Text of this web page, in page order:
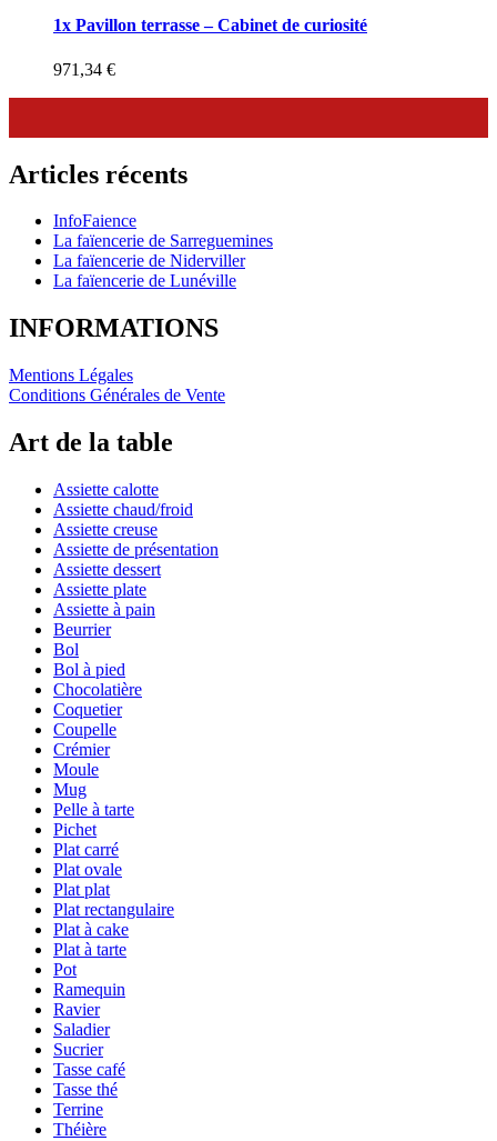
1x Pavillon terrasse – Cabinet de curiosité
971,34 €
Articles récents
InfoFaience
La faïencerie de Sarreguemines
La faïencerie de Niderviller
La faïencerie de Lunéville
INFORMATIONS
Mentions Légales
Conditions Générales de Vente
Art de la table
Assiette calotte
Assiette chaud/froid
Assiette creuse
Assiette de présentation
Assiette dessert
Assiette plate
Assiette à pain
Beurrier
Bol
Bol à pied
Chocolatière
Coquetier
Coupelle
Crémier
Moule
Mug
Pelle à tarte
Pichet
Plat carré
Plat ovale
Plat plat
Plat rectangulaire
Plat à cake
Plat à tarte
Pot
Ramequin
Ravier
Saladier
Sucrier
Tasse café
Tasse thé
Terrine
Théière